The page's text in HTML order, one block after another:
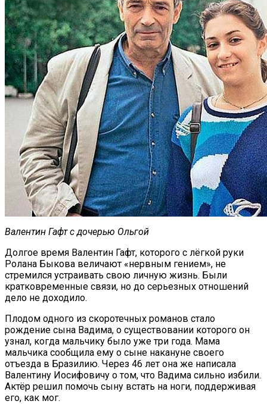
Валентин Гафт с дочерью Ольгой
Долгое время Валентин Гафт, которого с лёгкой руки
Ролана Быкова величают «нервным гением», не
стремился устраивать свою личную жизнь. Были
кратковременные связи, но до серьезных отношений
дело не доходило.
Плодом одного из скоротечных романов стало
рождение сына Вадима, о существовании которого он
узнал, когда мальчику было уже три года. Мама
мальчика сообщила ему о сыне накануне своего
отъезда в Бразилию. Через 46 лет она же написала
Валентину Иосифовичу о том, что Вадима сильно избили.
Актёр решил помочь сыну встать на ноги, поддерживая
его, как мог.